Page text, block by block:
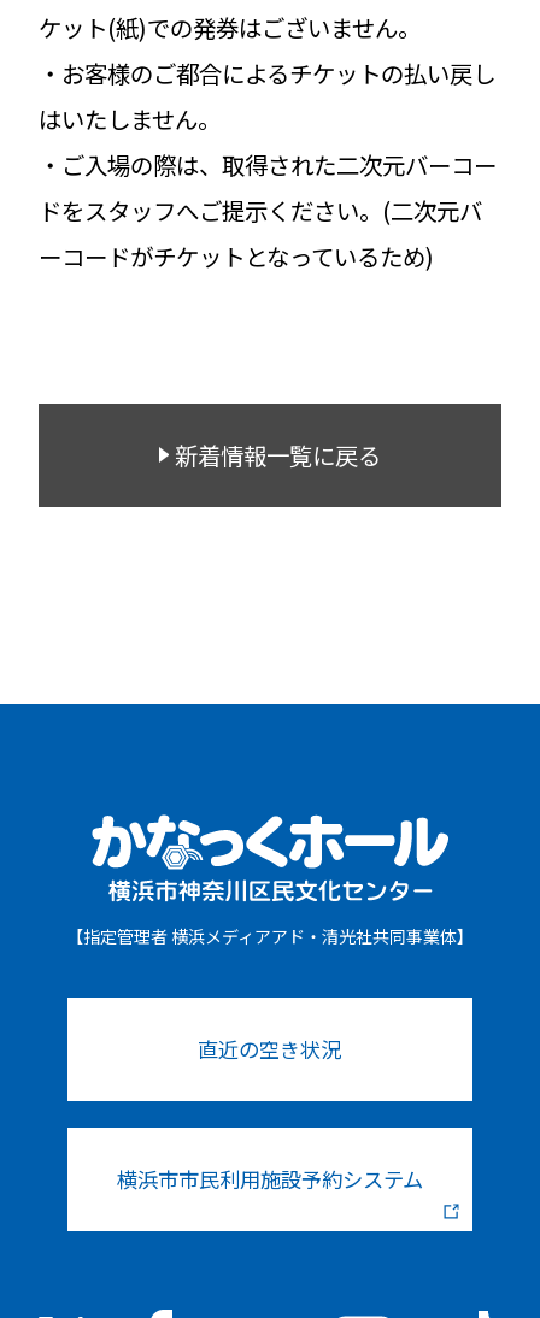
ケット(紙)での発券はございません。
・お客様のご都合によるチケットの払い戻し
はいたしません。
・ご入場の際は、取得された二次元バーコー
ドをスタッフへご提示ください。(二次元バ
ーコードがチケットとなっているため)
新着情報一覧に戻る
【指定管理者 横浜メディアアド・清光社共同事業体】
直近の空き状況
横浜市市民利用施設予約システム